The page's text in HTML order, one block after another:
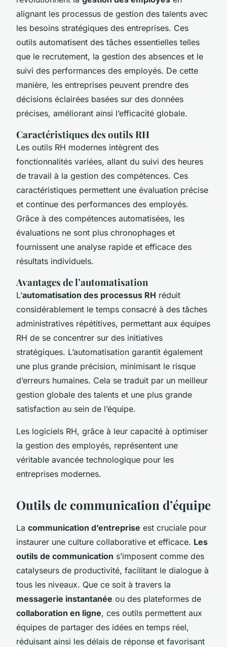
alignant les processus de gestion des talents avec
les besoins stratégiques des entreprises. Ces
outils automatisent des tâches essentielles telles
que le recrutement, la gestion des absences et le
suivi des performances des employés. De cette
manière, les entreprises peuvent prendre des
décisions éclairées basées sur des données
précises, améliorant ainsi l’efficacité globale.
Caractéristiques des outils RH
Les outils RH modernes intègrent des
fonctionnalités variées, allant du suivi des heures
de travail à la gestion des compétences. Ces
caractéristiques permettent une évaluation précise
et continue des performances des employés.
Grâce à des compétences automatisées, les
évaluations ne sont plus chronophages et
fournissent une analyse rapide et efficace des
résultats individuels.
Avantages de l’automatisation
L’automatisation des processus RH réduit
considérablement le temps consacré à des tâches
administratives répétitives, permettant aux équipes
RH de se concentrer sur des initiatives
stratégiques. L’automatisation garantit également
une plus grande précision, minimisant le risque
d’erreurs humaines. Cela se traduit par un meilleur
gestion globale des talents et une plus grande
satisfaction au sein de l’équipe.
Les logiciels RH, grâce à leur capacité à optimiser
la gestion des employés, représentent une
véritable avancée technologique pour les
entreprises modernes.
Outils de communication d’équipe
La communication d’entreprise est cruciale pour
instaurer une culture collaborative et efficace. Les
outils de communication s’imposent comme des
catalyseurs de productivité, facilitant le dialogue à
tous les niveaux. Que ce soit à travers la
messagerie instantanée ou des plateformes de
collaboration en ligne, ces outils permettent aux
équipes de partager des idées en temps réel,
réduisant ainsi les délais de réponse et favorisant